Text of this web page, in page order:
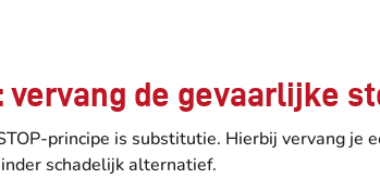
vervang de gevaarlijke
principe is substitutie. Hierbij vervang je
schadelijk alternatief.